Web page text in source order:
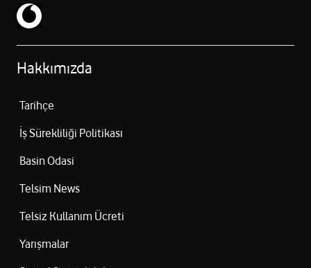
Hakkımızda
Tarihçe
İş Sürekliliği Politikası
Basin Odasi
Telsim News
Telsiz Kullanım Ücreti
Yarışmalar